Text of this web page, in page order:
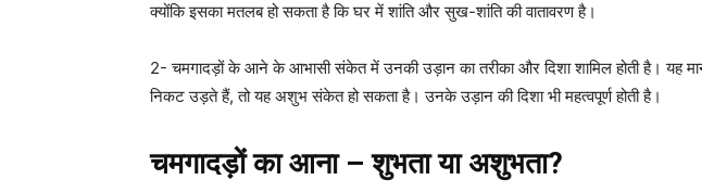
क्योंकि इसका मतलब हो सकता है कि घर में शांति और सुख-शांति की वातावरण है।
2- चमगादड़ों के आने के आभासी संकेत में उनकी उड़ान का तरीका और दिशा शामिल होती है। यह
निकट उड़ते हैं, तो यह अशुभ संकेत हो सकता है। उनके उड़ान की दिशा भी महत्वपूर्ण होती है।
चमगादड़ों का आना – शुभता या अशुभता?